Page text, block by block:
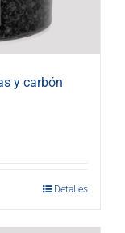
y carbón
Detalles